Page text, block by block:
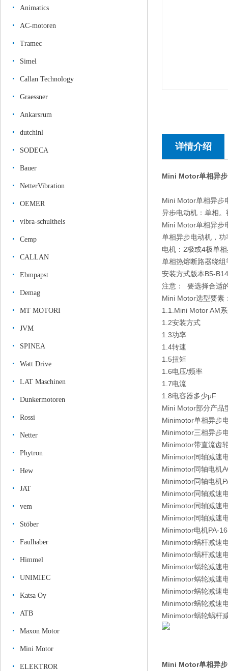
Animatics
AC-motoren
Tramec
Simel
Callan Technology
Graessner
Ankarsrum
dutchinl
SODECA
Bauer
NetterVibration
OEMER
vibra-schultheis
Cemp
CALLAN
Ebmpapst
Demag
MT MOTORI
JVM
SPINEA
Watt Drive
LAT Maschinen
Dunkermotoren
Rossi
Netter
Phytron
Hew
JAT
vem
Stöber
Faulhaber
Himmel
UNIMIEC
Katsa Oy
ATB
Maxon Motor
Mini Motor
ELEKTROR
详情介绍
Mini Motor单相异
Mini Motor单相异步
异步电动机：单相
Mini Motor单相异步
单相异步电动机，
电机：2极或4极单
单相热熔断路器绕
安装方式版本B5-
注意： 要选择合适
Mini Motor选型要素
1.1.Mini Motor AM
1.2安装方式
1.3功率
1.4转速
1.5扭矩
1.6电压/频率
1.7电流
1.8电容器多少μF
Mini Motor部分产品
Minimotor单相异步
Minimotor三相异步
Minimotor带直流齿
Minimotor同轴减速
Minimotor同轴电机
Minimotor同轴电机
Minimotor同轴减速
Minimotor同轴减速
Minimotor同轴减速
Minimotor电机PA-
Minimotor蜗杆减速
Minimotor蜗杆减速
Minimotor蜗轮减速
Minimotor蜗轮减速
Minimotor蜗轮减速
Minimotor蜗轮减速
Minimotor蜗轮蜗杆
Mini Motor单相异